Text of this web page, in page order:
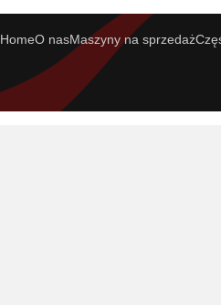
HomeO nasMaszyny na sprzedaż